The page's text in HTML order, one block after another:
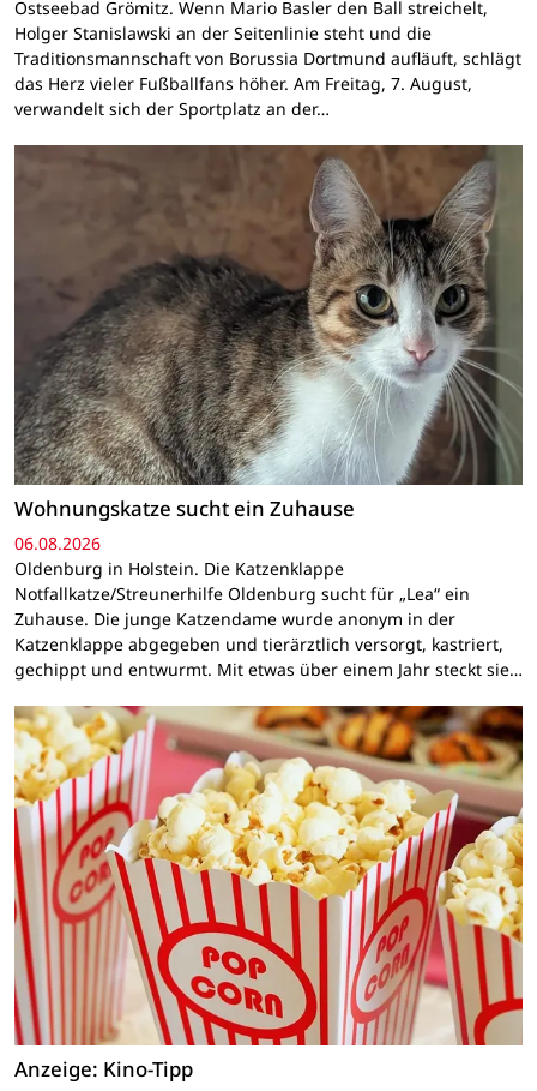
Ostseebad Grömitz. Wenn Mario Basler den Ball streichelt,
Holger Stanislawski an der Seitenlinie steht und die
Traditionsmannschaft von Borussia Dortmund aufläuft, schlägt
das Herz vieler Fußballfans höher. Am Freitag, 7. August,
verwandelt sich der Sportplatz an der…
Wohnungskatze sucht ein Zuhause
06.08.2026
Oldenburg in Holstein. Die Katzenklappe
Notfallkatze/Streunerhilfe Oldenburg sucht für „Lea“ ein
Zuhause. Die junge Katzendame wurde anonym in der
Katzenklappe abgegeben und tierärztlich versorgt, kastriert,
gechippt und entwurmt. Mit etwas über einem Jahr steckt sie…
Anzeige: Kino-Tipp